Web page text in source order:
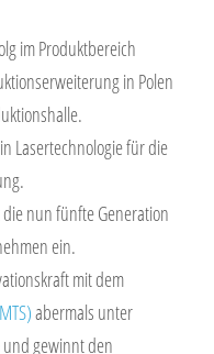
im Produktbereich
in Polen
Lasertechnologie für die
nun fünfte Generation
ein.
mit dem
abermals unter
gewinnt den